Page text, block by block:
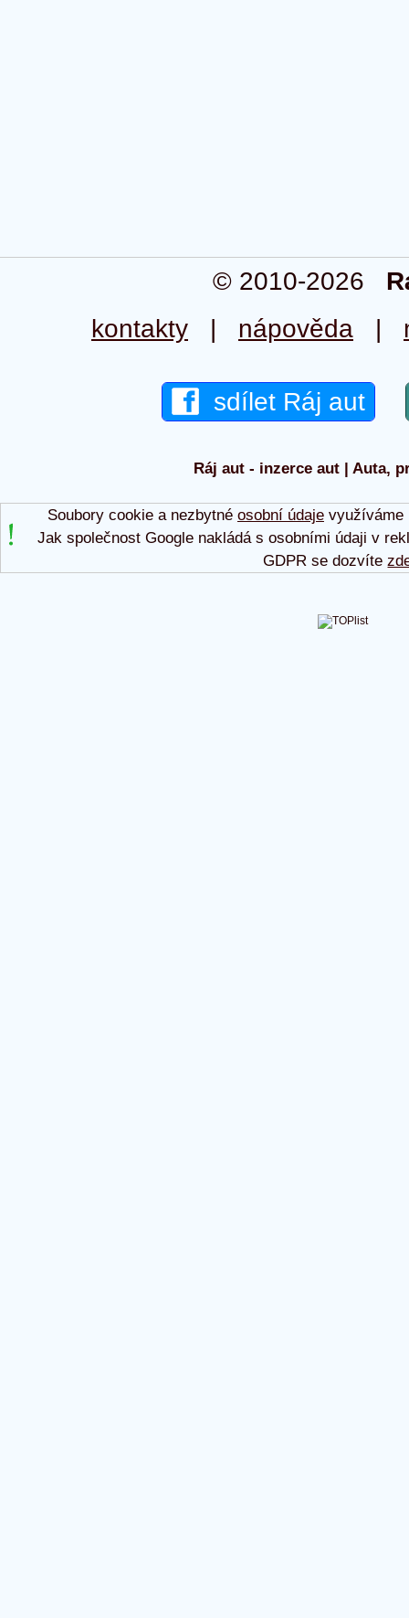
© 2010-2026
kontakty | nápověda |
sdílet Ráj aut
Ráj aut - inzerce aut | Auta,
Soubory cookie a nezbytné osobní údajevyužíváme
Jak společnost Google nakládá s osobními údaji v
GDPR se dozvíte